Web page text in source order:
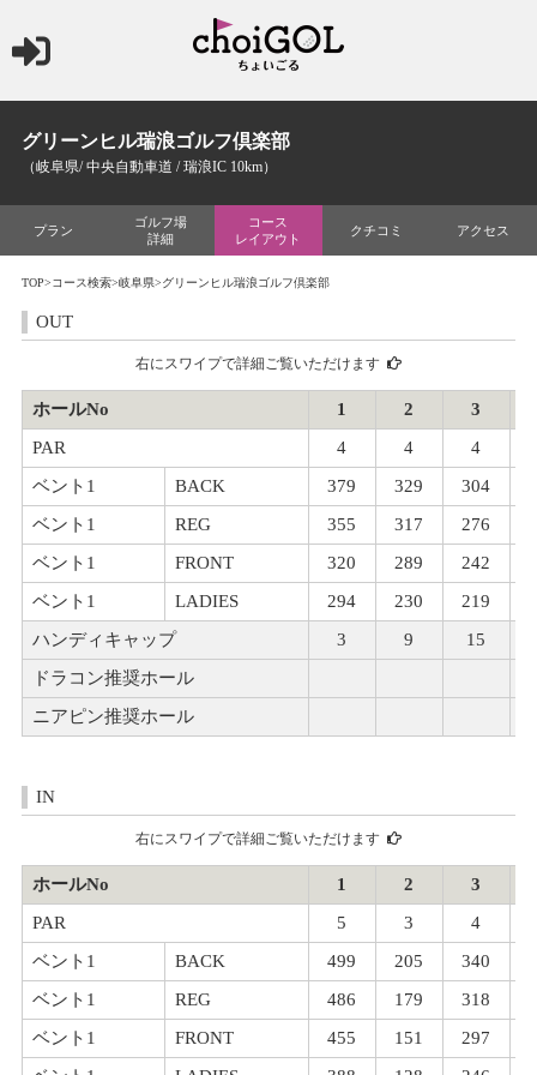
グリーンヒル瑞浪ゴルフ倶楽部
（岐阜県/ 中央自動車道 / 瑞浪IC 10km）
プラン
ゴルフ場
詳細
コース
レイアウト
クチコミ アクセス
TOP>コース検索>岐阜県>グリーンヒル瑞浪ゴルフ倶楽部
OUT
右にスワイプで詳細ご覧いただけます
ホールNo 1 2
3
PAR
4 4
4
ベント1
BACK 379 329 304
ベント1
REG 355 317 276
ベント1
FRONT 320 289 242
ベント1
LADIES 294 230 219
ハンディキャップ
3 9 15
ドラコン推奨ホール
ニアピン推奨ホール
IN
右にスワイプで詳細ご覧いただけます
ホールNo 1 2
3
PAR
5 3
4
ベント1
BACK 499 205 340
ベント1
REG 486 179 318
ベント1
FRONT 455 151 297